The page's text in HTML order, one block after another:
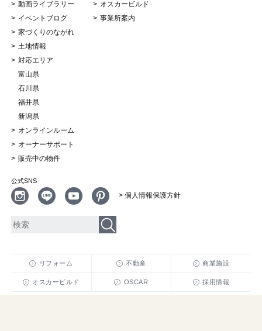
動画ライブラリー
イベントブログ
家づくりのながれ
土地情報
対応エリア
富山県
石川県
福井県
新潟県
オンラインルーム
オーナーサポート
販売中の物件
オスカービルド
事業所案内
公式SNS
> 個人情報保護方針
リフォーム 不動産 商業施設
オスカービルド OSCAR 採用情報